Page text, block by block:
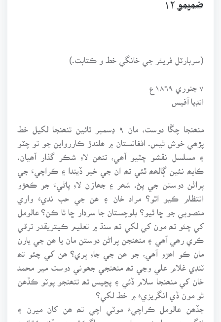
ضميمو ١٢
(سربارٽل فريئر جي خانگي خط و ڪتابت.)
انڊيا آفيس
منھنجا چڱا دوست، مان ٩ ڊسمبر تائين تنھنجا لکيل خط
پڙھي خوش ٿيس. افغانستان ۾ ھلندڙ ڪاررواين جو تو چٽو
۽ مسلسل نقشو چٽيو آھي، تنھن لاءِ شڪر گذار آھيان.
ڪابھ نئين ڳالھھ ٿئي تھ ان جي خبر ڏيندا ۽ ڪراچيءَ جي
پراڻن دوستن جي پڻ. شھر ۽ جھازن لاءِ پاڻيءَ جو ڪھڙو
انتظام ڪيو اٿو؟ مراد خان ۽ ھن جي حب نديءَ واري
منصوبي جو ڇا ٿيو؟ بلوچستان جا سردار ڇا ٿا ڪن؟ عالومل
کي چئو تھ مون کي لکي تھ سنڌ ۾ تعليم ڪيتريقدر ترقي
ڪري رھي آھي ۽ منھنجن پراڻن دوستن مان يا ھن جي يارن
مان ڪو اھڙو آھي، جو ھن جي جاءِ ڀري؟ ھن کي چئو تھ
ٽنڊي غلام علي وڃي تھ منھنجي جھوني دوست مير محمد
خان کي منھنجا سلام ڏئي ۽ پڇيس تھ تنھنجو پوٽو ڪڏھن
ٿو مون ڏي انگريزيءَ ۾ خط لکي؟
جڏھن عالومل ڪراچيءَ موٽي اچي تھ ھن کان ميرن ۽
انگريزن جي اچڻ جي باري ۾ جي اڳڪٿيون ۽ ڏند ڪٿائون